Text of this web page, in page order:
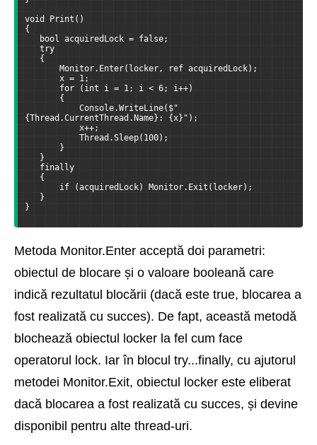
void Print()
{
bool acquiredLock = false;
try
{
Monitor.Enter(locker, ref acquiredLock);
x = 1;
for (int i = 1; i < 6; i++)
{
Console.WriteLine($"
{Thread.CurrentThread.Name}: {x}");
x++;
Thread.Sleep(100);
}
}
finally
{
if (acquiredLock) Monitor.Exit(locker);
}
}
Metoda Monitor.Enter acceptă doi parametri:
obiectul de blocare și o valoare booleană care
indică rezultatul blocării (dacă este true, blocarea a
fost realizată cu succes). De fapt, această metodă
blochează obiectul locker la fel cum face
operatorul lock. Iar în blocul try...finally, cu ajutorul
metodei Monitor.Exit, obiectul locker este eliberat
dacă blocarea a fost realizată cu succes, și devine
disponibil pentru alte thread-uri.